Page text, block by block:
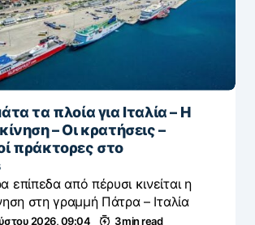
τα πλοία για Ιταλία – Η
– Οι κρατήσεις –
πράκτορες στο
επίπεδα από πέρυσι κινείται η
στη γραμμή Πάτρα – Ιταλία
2026, 09:04 3 min read